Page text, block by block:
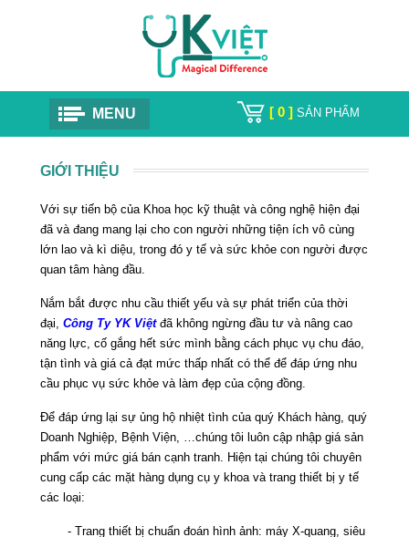
MENU [ 0 ] SẢN PHẨM
GIỚI THIỆU
Với sự tiến bộ của Khoa học kỹ thuật và công nghệ hiện đại
đã và đang mang lại cho con người những tiện ích vô cùng
lớn lao và kì diệu, trong đó y tế và sức khỏe con người được
quan tâm hàng đầu.
Nắm bắt được nhu cầu thiết yếu và sự phát triển của thời
đại, Công Ty YK Việt đã không ngừng đầu tư và nâng cao
năng lực, cố gắng hết sức mình bằng cách phục vụ chu đáo,
tận tình và giá cả đạt mức thấp nhất có thể để đáp ứng nhu
cầu phục vụ sức khỏe và làm đẹp của cộng đồng.
Để đáp ứng lại sự ủng hộ nhiệt tình của quý Khách hàng, quý
Doanh Nghiệp, Bệnh Viện, …chúng tôi luôn cập nhập giá sản
phẩm với mức giá bán cạnh tranh. Hiện tại chúng tôi chuyên
cung cấp các mặt hàng dụng cụ y khoa và trang thiết bị y tế
các loại:
- Trang thiết bị chuẩn đoán hình ảnh: máy X-quang, siêu